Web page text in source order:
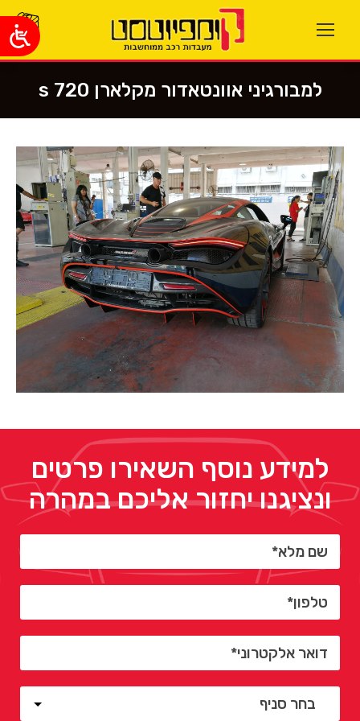
למבורגיני אוונטאדור מקלארן 720 s
You are here:
למידע נוסף השאירו פרטים
ונציגנו יחזור אליכם במהרה